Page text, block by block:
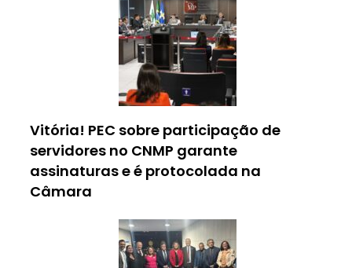
Vitória! PEC sobre participação de
servidores no CNMP garante
assinaturas e é protocolada na
Câmara